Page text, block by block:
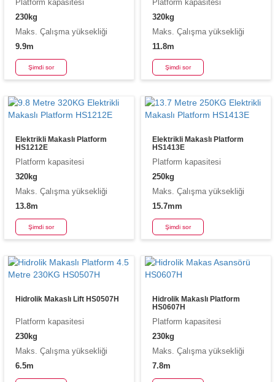
Platform kapasitesi
230kg
Maks. Çalışma yüksekliği
9.9m
Şimdi sor
Platform kapasitesi
320kg
Maks. Çalışma yüksekliği
11.8m
Şimdi sor
Elektrikli Makaslı Platform
HS1212E
Platform kapasitesi
320kg
Maks. Çalışma yüksekliği
13.8m
Şimdi sor
Elektrikli Makaslı Platform
HS1413E
Platform kapasitesi
250kg
Maks. Çalışma yüksekliği
15.7mm
Şimdi sor
Hidrolik Makaslı Lift HS0507H
Platform kapasitesi
230kg
Maks. Çalışma yüksekliği
6.5m
Hidrolik Makaslı Platform
HS0607H
Platform kapasitesi
230kg
Maks. Çalışma yüksekliği
7.8m